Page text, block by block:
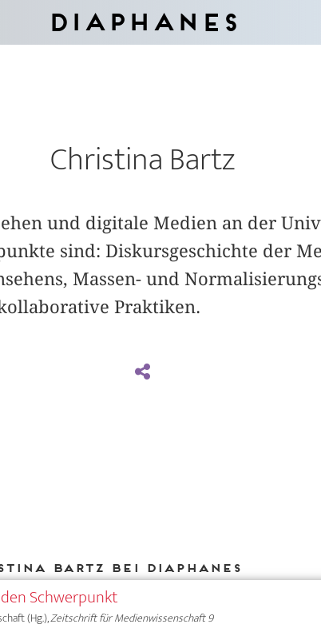
Diaphanes
Christina Bartz
und digitale Medien an der
sind: Diskursgeschichte der
Massen- und
Praktiken.
Bartz bei DIAPHANES
Schwerpunkt
(Hg.),Zeitschrift für Medienwissenschaft 9